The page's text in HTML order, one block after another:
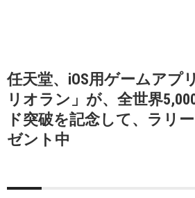
任天堂、iOS用ゲームアプ
リオラン」が、全世界
ド突破を記念して、ラリ
ゼント中